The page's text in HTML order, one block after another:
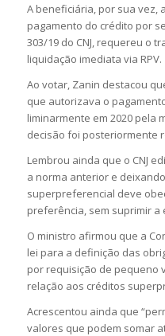
A beneficiária, por sua vez,
pagamento do crédito por
303/19 do CNJ, requereu o
liquidação imediata via RPV.
Ao votar, Zanin destacou
que autorizava o
liminarmente em 2020 pela
decisão foi posteriormente
Lembrou ainda que o CNJ
a norma anterior e
superpreferencial deve
preferência, sem suprimir a
O ministro afirmou que a
lei para a definição das
por requisição de pequeno
relação aos créditos
Acrescentou ainda que
valores que podem somar